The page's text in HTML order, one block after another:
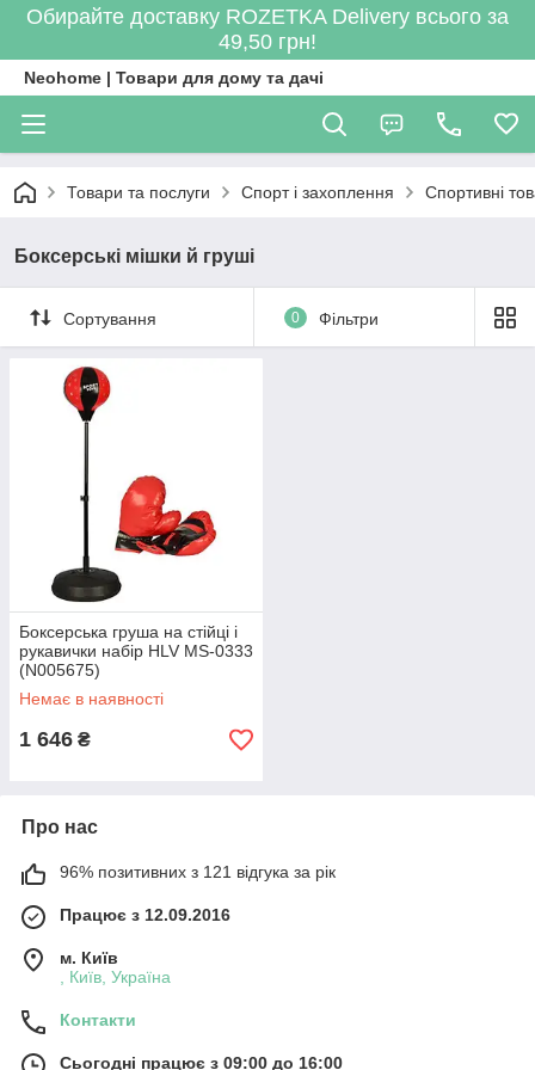
Обирайте доставку ROZETKA Delivery всього за
49,50 грн!
Neohome | Товари для дому та дачі
Товари та послуги Спорт і захоплення Спортивні
Боксерські мішки й груші
Сортування 0 Фільтри
Боксерська груша на стійці і
рукавички набір HLV MS-0333
(N005675)
Немає в наявності
1 646 ₴
Про нас
96% позитивних з 121 відгука за рік
Працює з 12.09.2016
м. Київ
, Київ, Україна
Контакти
Сьогодні працює з 09:00 до 16:00